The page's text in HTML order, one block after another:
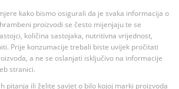
kako bismo osigurali da je svaka informacija o
proizvodi se često mijenjaju te se
količina sastojaka, nutritivna vrijednost,
Prije konzumacije trebali biste uvijek pročitati
a ne se oslanjati isključivo na informacije
stranici.
pitanja ili želite savjet o bilo kojoj marki proizvoda